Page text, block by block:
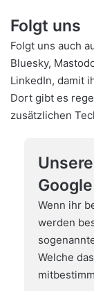
Folgt uns
Folgt uns auch
Bluesky,
LinkedIn, damit
Dort gibt es
zusätzlichen
Wenn ihr
werden
Welche